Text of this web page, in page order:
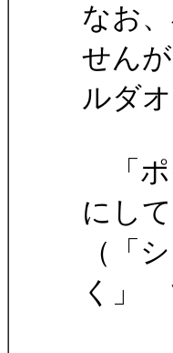
なお
せん
ルダ
「ポ
にし
（「
く」